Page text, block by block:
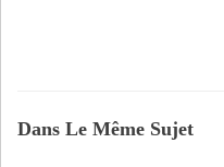
Dans Le Même Sujet